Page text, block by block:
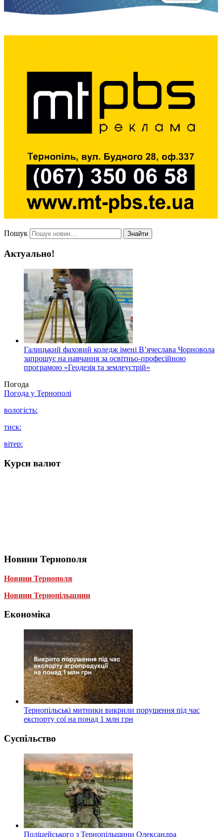
Пошук Знайти
Актуально!
Галицький фаховий коледж імені В’ячеслава Чорновола
запрошує на навчання за освітньо-професійною
програмою «Геодезія та землеустрій»
Погода
Погода у Тернополі
вологість:
тиск:
вітер:
Курси валют
Новини Тернополя
Новини Тернополя
Новини Тернопільщини
Економіка
Тернопільські митники викрили порушення під час
експорту сої на понад 1 млн грн
Суспільство
Поліцейського з Тернопільщини Олександра